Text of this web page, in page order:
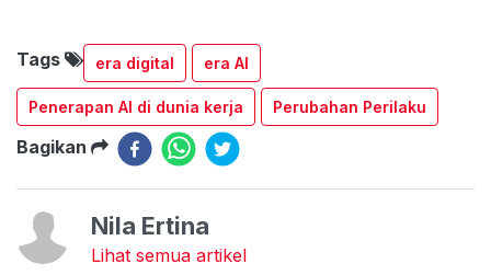
Tags era digital era AI
Penerapan AI di dunia kerja Perubahan Perilaku
Bagikan
Nila Ertina
Lihat semua artikel